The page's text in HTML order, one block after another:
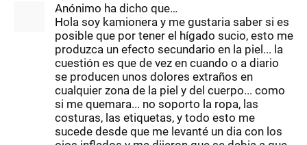
Anónimo ha dicho que…
Hola soy kamionera y me gustaria saber si es
posible que por tener el hígado sucio, esto me
produzca un efecto secundario en la piel... la
cuestión es que de vez en cuando o a diario
se producen unos dolores extraños en
cualquier zona de la piel y del cuerpo... como
si me quemara... no soporto la ropa, las
costuras, las etiquetas, y todo esto me
sucede desde que me levanté un dia con los